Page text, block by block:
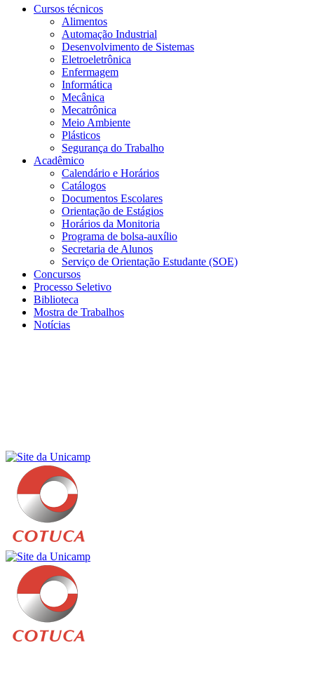
Cursos técnicos
Alimentos
Automação Industrial
Desenvolvimento de Sistemas
Eletroeletrônica
Enfermagem
Informática
Mecânica
Mecatrônica
Meio Ambiente
Plásticos
Segurança do Trabalho
Acadêmico
Calendário e Horários
Catálogos
Documentos Escolares
Orientação de Estágios
Horários da Monitoria
Programa de bolsa-auxílio
Secretaria de Alunos
Serviço de Orientação Estudante (SOE)
Concursos
Processo Seletivo
Biblioteca
Mostra de Trabalhos
Notícias